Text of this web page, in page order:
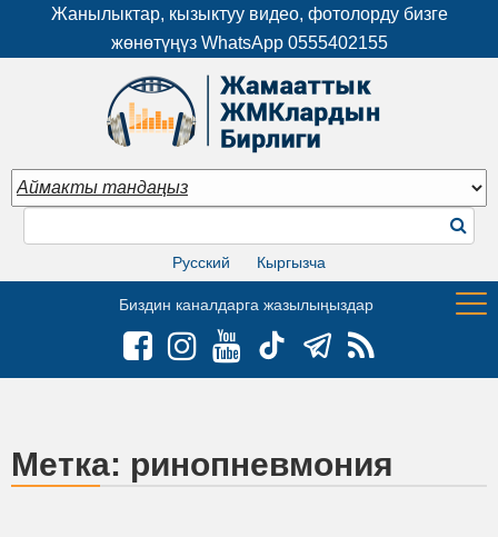
Жанылыктар, кызыктуу видео, фотолорду бизге
жөнөтүңүз WhatsApp 0555402155
Русский Кыргызча
Биздин каналдарга жазылыңыздар
Метка: ринопневмония